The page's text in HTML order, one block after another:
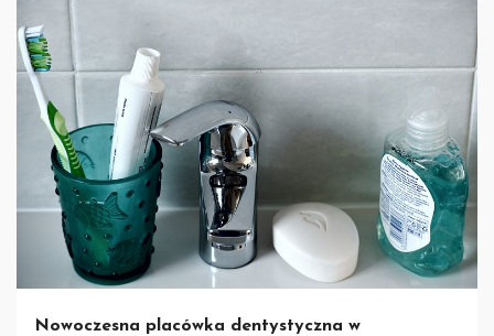
Nowoczesna placówka dentystyczna w